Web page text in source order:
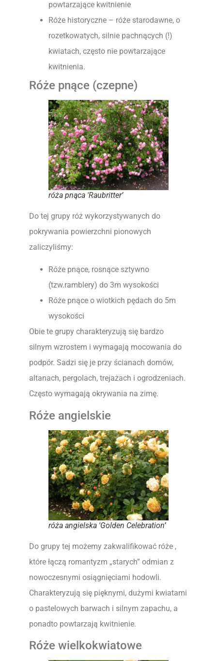
powtarzające kwitnienie
Róże historyczne – róże starodawne, o
rozetkowatych, silnie pachnących (!)
kwiatach, często nie powtarzające
kwitnienia.
Róże pnące (czepne)
róża pnąca 'Raubritter’
Do tej grupy róż wykorzystywanych do
pokrywania powierzchni pionowych
zaliczyliśmy:
Róże pnące, rosnące sztywno
(tzw.ramblery) do 3m wysokości
Róże pnące o wiotkich pędach do 5m
wysokości
Obie te grupy charakteryzują się bardzo
silnym wzrostem i wymagają mocowania do
podpór. Sadzi się je przy ścianach domów,
altanach, pergolach, trejażach i ogrodzeniach.
Często wymagają okrywania na zimę.
Róże angielskie
róża angielska 'Golden Celebration’
Do grupy tej możemy zakwalifikować róże ,
które łączą romantyzm „starych” odmian z
nowoczesnymi osiągnięciami hodowli.
Charakteryzują się pięknymi, dużymi kwiatami
o pastelowych barwach i silnym zapachu, a
ponadto powtarzają kwitnienie.
Róże wielkokwiatowe